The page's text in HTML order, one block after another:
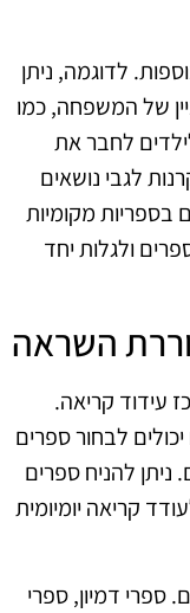
לדוגמה, ניתן
של המשפחה, כמו
לחבר את
לגבי נושאים
בספריות מקומיות
ולגלות יחד
השראה
עידוד קריאה.
לבחור ספרים
ניתן להניח ספרים
קריאה יומיומית
ספרי דמיון, ספרי